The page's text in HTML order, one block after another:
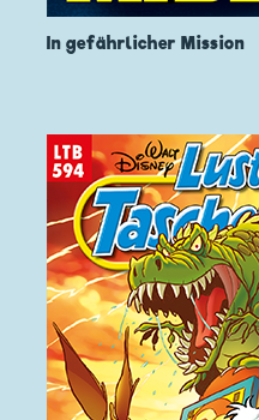
In gefährlicher Mission